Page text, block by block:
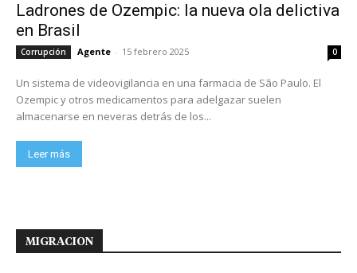
Ladrones de Ozempic: la nueva ola delictiva
en Brasil
Corrupción Agente - 15 febrero 2025 0
Un sistema de videovigilancia en una farmacia de São Paulo. El
Ozempic y otros medicamentos para adelgazar suelen
almacenarse en neveras detrás de los...
Leer más
MIGRACION